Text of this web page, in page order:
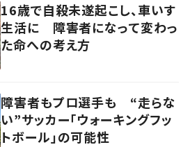
16歳で自殺未遂起こし、車いす
生活に 障害者になって変わっ
た命への考え方
障害者もプロ選手も “走らな
い”サッカー「ウォーキングフッ
トボール」の可能性